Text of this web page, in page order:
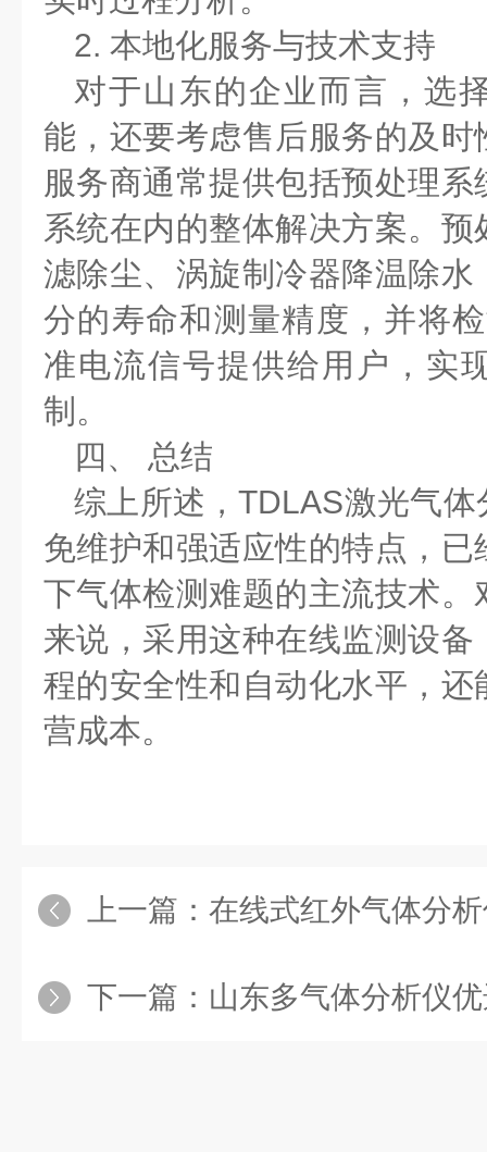
2. 本地化服务与技术支持
对于山东的企业而言，选
能，还要考虑售后服务的及
服务商通常提供包括预处理
系统在内的整体解决方案。
滤除尘、涡旋制冷器降温除
分的寿命和测量精度，并将
准电流信号提供给用户，实
制。
四、
总结
综上所述，TDLAS激光气体
免维护和强适应性的特点，
下气体检测难题的主流技术
来说，采用这种在线监测设
程的安全性和自动化水平，
营成本。
上一篇： 在线式红外气体分析仪助力
下一篇： 山东多气体分析仪优选